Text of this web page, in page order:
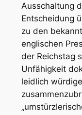
Ausschaltung
Entscheidung
zu den
englischen
der Reichstag
Unfähigkeit
leidlich